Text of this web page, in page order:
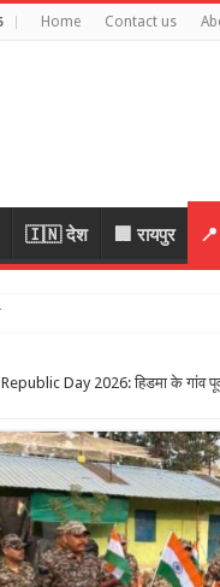
Home Contact us
🇮🇳 देश 🏢 रायपुर
शिक्षकों की शरा
Republic Day 2026: हिडमा के गांव